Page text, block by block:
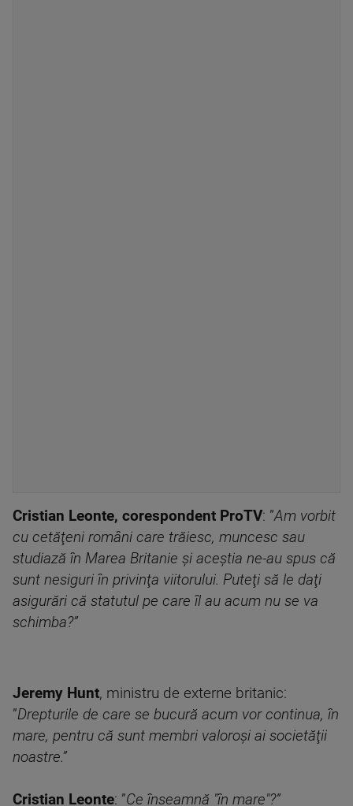
Cristian Leonte, corespondent ProTV: ”Am vorbit
cu cetăţeni români care trăiesc, muncesc sau
studiază în Marea Britanie şi aceştia ne-au spus că
sunt nesiguri în privinţa viitorului. Puteţi să le daţi
asigurări că statutul pe care îl au acum nu se va
schimba?”
Jeremy Hunt, ministru de externe britanic:
”Drepturile de care se bucură acum vor continua, în
mare, pentru că sunt membri valoroşi ai societăţii
noastre.”
Cristian Leonte: ”Ce înseamnă "în mare"?”